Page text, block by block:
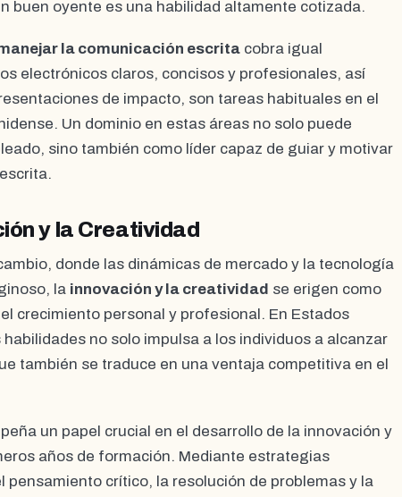
buen oyente es una habilidad altamente cotizada.
la comunicación escrita cobra igual
electrónicos claros, concisos y profesionales, así
de impacto, son tareas habituales en el
Un dominio en estas áreas no solo puede
sino también como líder capaz de guiar y motivar
y la Creatividad
donde las dinámicas de mercado y la tecnología
la innovación y la creatividad se erigen como
crecimiento personal y profesional. En Estados
no solo impulsa a los individuos a alcanzar
también se traduce en una ventaja competitiva en el
un papel crucial en el desarrollo de la innovación y
años de formación. Mediante estrategias
pensamiento crítico, la resolución de problemas y la